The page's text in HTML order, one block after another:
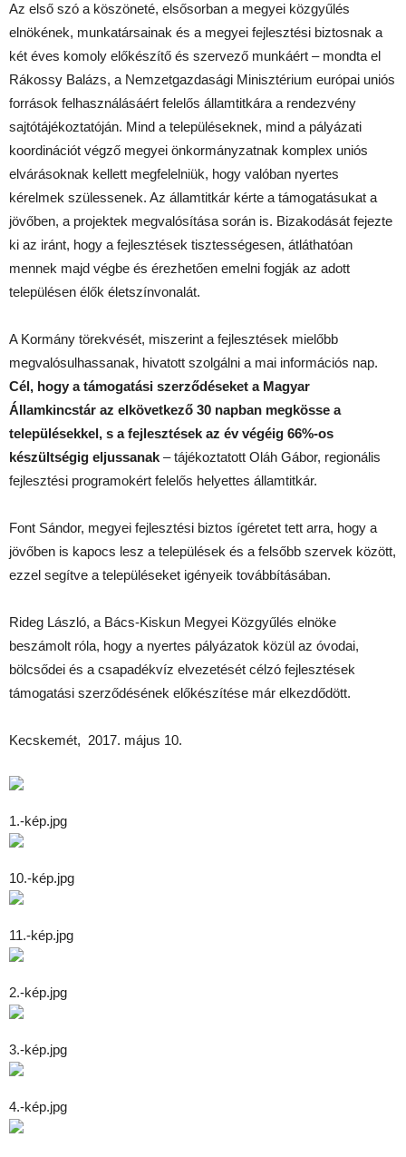
Az első szó a köszöneté, elsősorban a megyei közgyűlés
elnökének, munkatársainak és a megyei fejlesztési biztosnak a
két éves komoly előkészítő és szervező munkáért – mondta el
Rákossy Balázs, a Nemzetgazdasági Minisztérium európai uniós
források felhasználásáért felelős államtitkára a rendezvény
sajtótájékoztatóján. Mind a településeknek, mind a pályázati
koordinációt végző megyei önkormányzatnak komplex uniós
elvárásoknak kellett megfelelniük, hogy valóban nyertes
kérelmek szülessenek. Az államtitkár kérte a támogatásukat a
jövőben, a projektek megvalósítása során is. Bizakodását fejezte
ki az iránt, hogy a fejlesztések tisztességesen, átláthatóan
mennek majd végbe és érezhetően emelni fogják az adott
településen élők életszínvonalát.
A Kormány törekvését, miszerint a fejlesztések mielőbb
megvalósulhassanak, hivatott szolgálni a mai információs nap.
Cél, hogy a támogatási szerződéseket a Magyar
Államkincstár az elkövetkező 30 napban megkösse a
településekkel, s a fejlesztések az év végéig 66%-os
készültségig eljussanak – tájékoztatott Oláh Gábor, regionális
fejlesztési programokért felelős helyettes államtitkár.
Font Sándor, megyei fejlesztési biztos ígéretet tett arra, hogy a
jövőben is kapocs lesz a települések és a felsőbb szervek között,
ezzel segítve a településeket igényeik továbbításában.
Rideg László, a Bács-Kiskun Megyei Közgyűlés elnöke
beszámolt róla, hogy a nyertes pályázatok közül az óvodai,
bölcsődei és a csapadékvíz elvezetését célzó fejlesztések
támogatási szerződésének előkészítése már elkezdődött.
Kecskemét, 2017. május 10.
1.-kép.jpg
10.-kép.jpg
11.-kép.jpg
2.-kép.jpg
3.-kép.jpg
4.-kép.jpg